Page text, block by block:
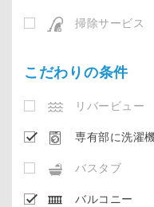
掃除サービス
こだわりの条件
リバービュー
専有部に洗濯機
バスタブ
バルコニー